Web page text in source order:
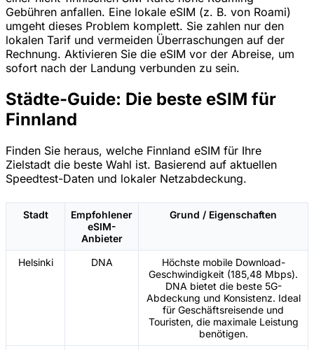
Gebühren anfallen. Eine lokale eSIM (z. B. von Roami)
umgeht dieses Problem komplett. Sie zahlen nur den
lokalen Tarif und vermeiden Überraschungen auf der
Rechnung. Aktivieren Sie die eSIM vor der Abreise, um
sofort nach der Landung verbunden zu sein.
Städte-Guide: Die beste eSIM für
Finnland
Finden Sie heraus, welche Finnland eSIM für Ihre
Zielstadt die beste Wahl ist. Basierend auf aktuellen
Speedtest-Daten und lokaler Netzabdeckung.
Stadt
Empfohlener
eSIM-
Anbieter
Grund / Eigenschaften
Helsinki DNA
Höchste mobile Download-
Geschwindigkeit (185,48 Mbps).
DNA bietet die beste 5G-
Abdeckung und Konsistenz. Ideal
für Geschäftsreisende und
Touristen, die maximale Leistung
benötigen.